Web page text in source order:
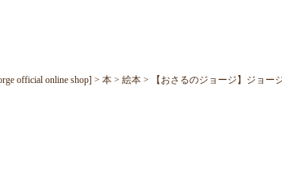
official online shop] 本 絵本 【おさるのジョージ】ジョー